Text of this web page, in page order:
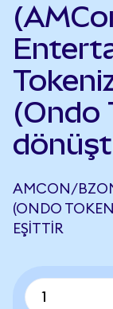
(Ondo
AMCON/
(ONDO
EŞITTIR